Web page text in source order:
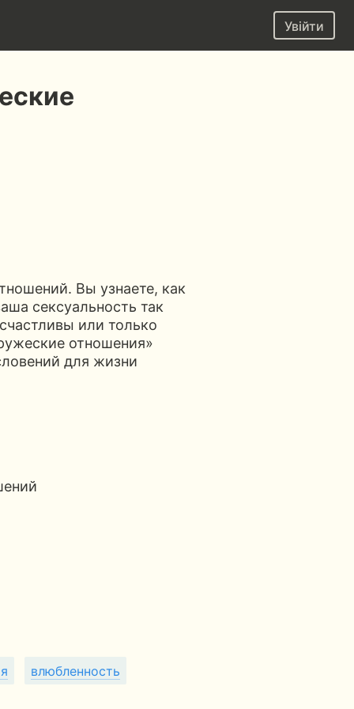
Увійти
Вы узнаете, как
сексуальность так
или только
отношения»
для жизни
влюбленность